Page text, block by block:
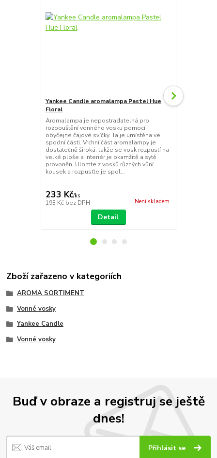
Yankee Candle aromalampa Pastel Hue
Floral
Aromalampa je nepostradatelná pro
rozpouštění vonného vosku pomocí
obyčejné čajové svíčky. Ta je umístěna ve
spodní části. Vrchní část aromalampy je
dostatečně široká, takže se vosk rozpustí na
velké ploše a interiér je okamžitě a sytě
provoněn. Ulomte z vosků různých vůní
kousek a rozpusťte je spol...
233 Kč/ks
193 Kč bez DPH Není skladem
Detail
Bolsius
Zboží zařazeno v kategoriích
AROMA SORTIMENT
Vonné vosky
Yankee Candle
Vonné vosky
Buď v obraze a registruj se ještě
dnes!
Přihlásit se